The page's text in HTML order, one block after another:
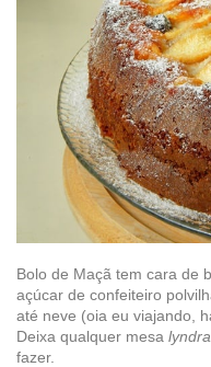
Bolo de Maçã tem cara de
açúcar de confeiteiro
até neve (oia eu viajando,
Deixa qualquer mesa lyndra
fazer.